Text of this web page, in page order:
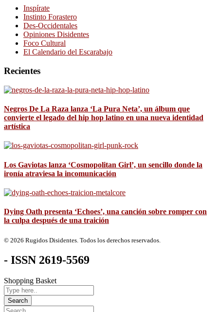
Inspírate
Instinto Forastero
Des-Occidentales
Opiniones Disidentes
Foco Cultural
El Calendario del Escarabajo
Recientes
Negros De La Raza lanza ‘La Pura Neta’, un álbum que
convierte el legado del hip hop latino en una nueva identidad
artística
Los Gaviotas lanza ‘Cosmopolitan Girl’, un sencillo donde la
ironía atraviesa la incomunicación
Dying Oath presenta ‘Echoes’, una canción sobre romper con
la culpa después de una traición
© 2026 Rugidos Disidentes. Todos los derechos reservados.
- ISSN 2619-5569
Shopping Basket